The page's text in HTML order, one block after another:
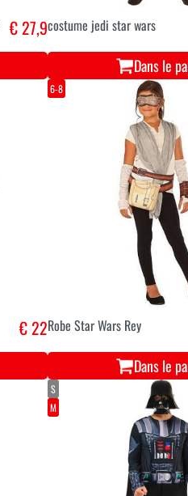
€ 27,9costume jedi star wars
Dans le
€ 22
6-8
Robe Star Wars Rey
Dans le
S
M